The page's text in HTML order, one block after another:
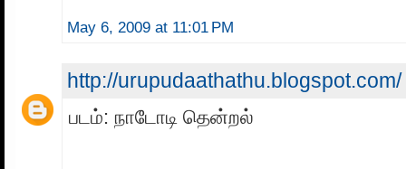
May 6, 2009 at 11:01 PM
http://urupudaathathu.blogspot.com/
படம்: நாடோடி தென்றல்